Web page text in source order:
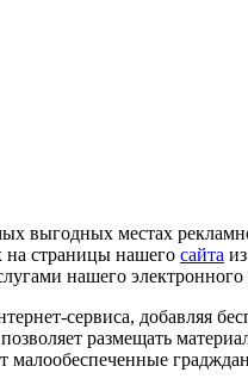
выгодных местах
на страницы нашего сайта
нашего электронного
сервиса, добавляя
размещать